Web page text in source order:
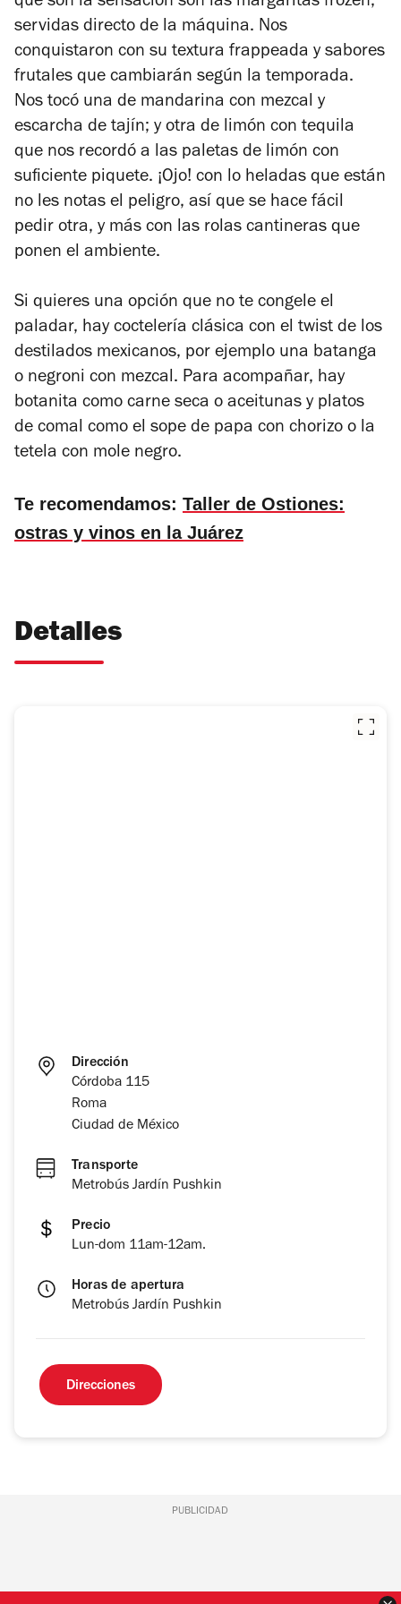
servidas directo de la máquina. Nos
conquistaron con su textura frappeada y sabores
frutales que cambiarán según la temporada.
Nos tocó una de mandarina con mezcal y
escarcha de tajín; y otra de limón con tequila
que nos recordó a las paletas de limón con
suficiente piquete. ¡Ojo! con lo heladas que están
no les notas el peligro, así que se hace fácil
pedir otra, y más con las rolas cantineras que
ponen el ambiente.
Si quieres una opción que no te congele el
paladar, hay coctelería clásica con el twist de los
destilados mexicanos, por ejemplo una batanga
o negroni con mezcal. Para acompañar, hay
botanita como carne seca o aceitunas y platos
de comal como el sope de papa con chorizo o la
tetela con mole negro.
Te recomendamos: Taller de Ostiones:
ostras y vinos en la Juárez
Detalles
Dirección
Córdoba 115
Roma
Ciudad de México
Transporte
Metrobús Jardín Pushkin
Precio
Lun-dom 11am-12am.
Horas de apertura
Metrobús Jardín Pushkin
Direcciones
PUBLICIDAD